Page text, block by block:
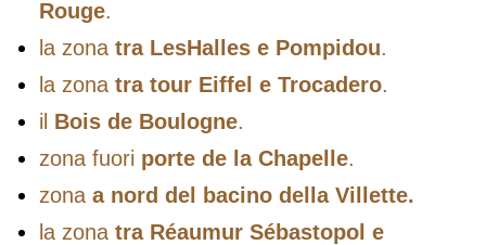
Rouge.
la zona tra LesHalles e Pompidou.
la zona tra tour Eiffel e Trocadero.
il Bois de Boulogne.
zona fuori porte de la Chapelle.
zona a nord del bacino della Villette.
la zona tra Réaumur Sébastopol e